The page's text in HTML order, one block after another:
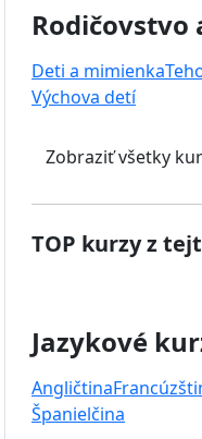
Rodičovstvo
Deti a mimienka
Výchova detí
Zobraziť všetky
TOP kurzy z
Jazykové
Angličtina
Španielčina